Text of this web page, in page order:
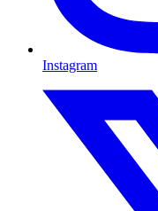
Instagram